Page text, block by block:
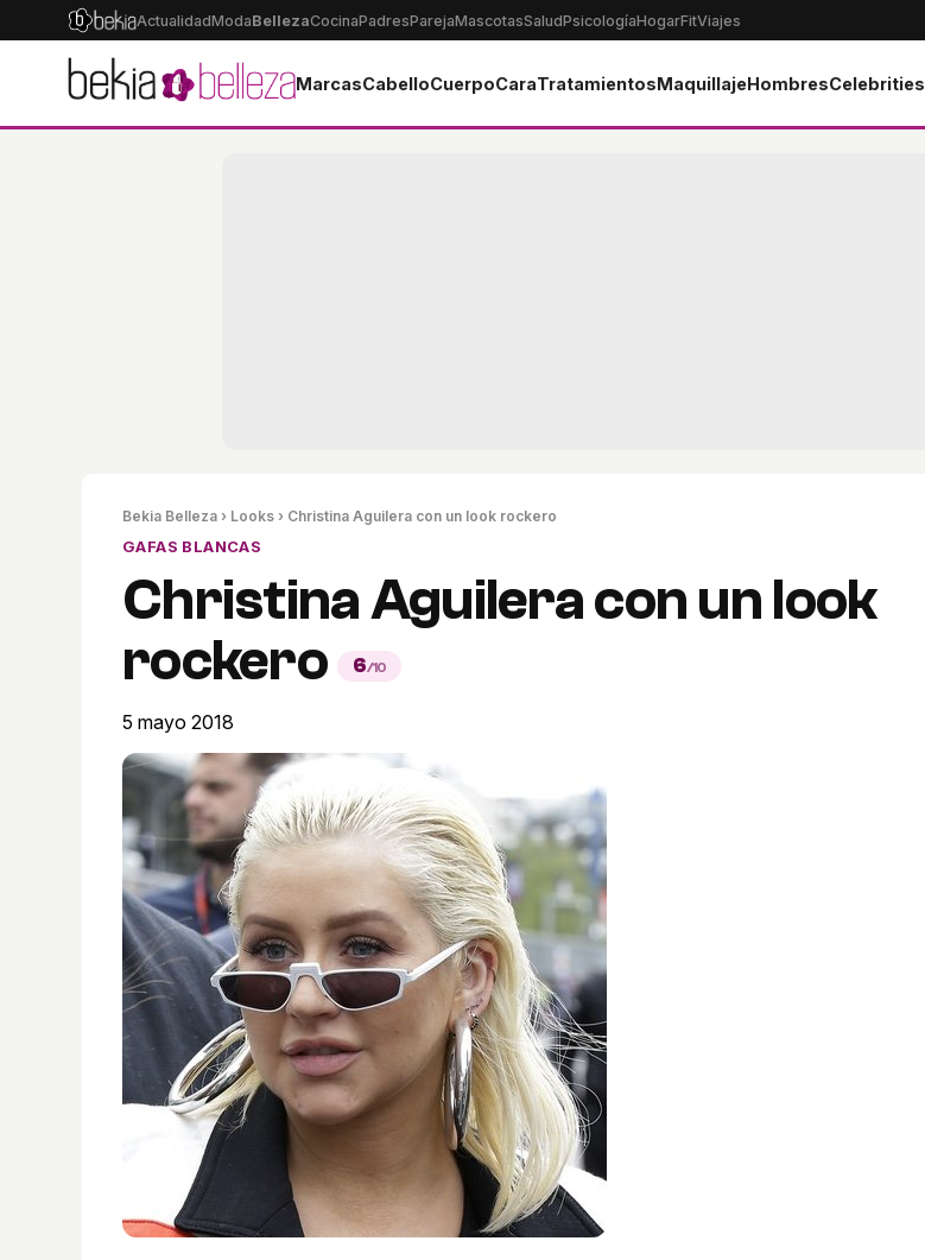
ActualidadModaBellezaCocinaPadresParejaMascotasSaludPsicologíaHogarFitViajes
MarcasCabelloCuerpoCaraTratamientosMaquillajeHombresCelebrities
Bekia Belleza › Looks › Christina Aguilera con un look rockero
GAFAS BLANCAS
Christina Aguilera con un look
rockero
6/10
5 mayo 2018